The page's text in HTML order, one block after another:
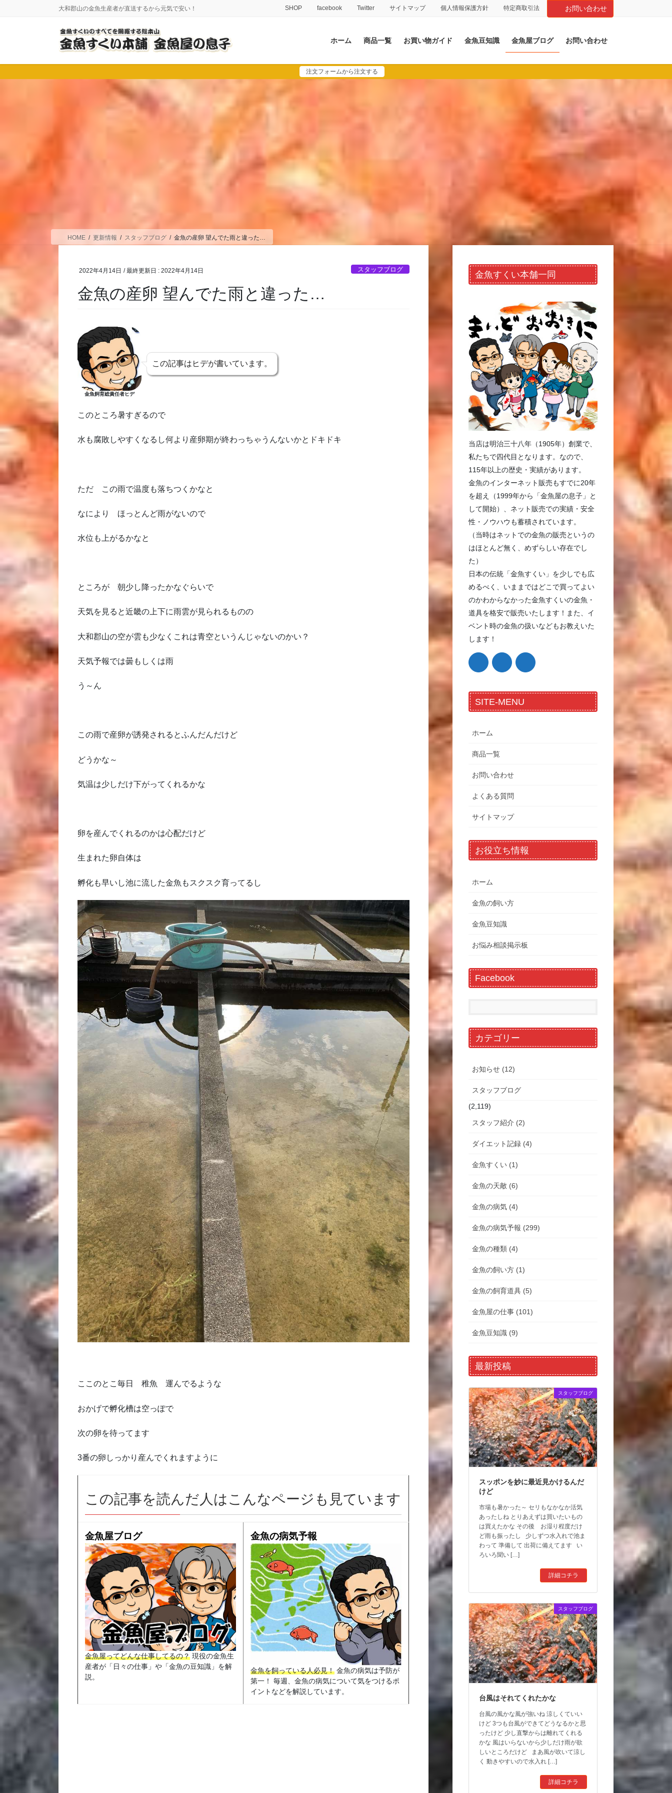
に
移
ョ
ン
大和郡山の金魚生産者が直送するから元気で安い！ SHOP facebook Twitter サイトマップ 個人情報保護方針 特定商取引法 お問い合わせ
ホーム 商品一覧 お買い物ガイド 金魚豆知識 金魚屋ブログ お問い合わせ
注文フォームから注文する
HOME 更新情報 スタッフブログ 金魚の産卵 望んでた雨と違った…
2022年4月14日 / 最終更新日 :2022年4月14日 スタッフブログ
金魚の産卵 望んでた雨と違った…
金魚飼育総責任者ヒデ
この記事はヒデが書いています。
このところ暑すぎるので
水も腐敗しやすくなるし何より産卵期が終わっちゃうんないかとドキドキ
ただ この雨で温度も落ちつくかなと
なにより ほっとんど雨がないので
水位も上がるかなと
ところが 朝少し降ったかなぐらいで
天気を見ると近畿の上下に雨雲が見られるものの
大和郡山の空が雲も少なくこれは青空というんじゃないのかい？
天気予報では曇もしくは雨
う～ん
この雨で産卵が誘発されるとふんだんだけど
どうかな～
気温は少しだけ下がってくれるかな
卵を産んでくれるのかは心配だけど
生まれた卵自体は
孵化も早いし池に流した金魚もスクスク育ってるし
ここのとこ毎日 稚魚 運んでるような
おかげで孵化槽は空っぽで
次の卵を待ってます
3番の卵しっかり産んでくれますように
この記事を読んだ人はこんなページも見ています
金魚屋ブログ
金魚屋ってどんな仕事してるの？ 現役の金魚生
産者が「日々の仕事」や「金魚の豆知識」を解
説。
金魚の病気予報
金魚を飼っている人必見！ 金魚の病気は予防が
第一！ 毎週、金魚の病気について気をつけるポ
イントなどを解説しています。
金魚すくい本舗一同
当店は明治三十八年（1905年）創業で、
私たちで四代目となります。なので、
115年以上の歴史・実績があります。
金魚のインターネット販売もすでに20年
を超え（1999年から「金魚屋の息子」と
して開始）、ネット販売での実績・安全
性・ノウハウも蓄積されています。
（当時はネットでの金魚の販売というの
はほとんど無く、めずらしい存在でし
た）
日本の伝統「金魚すくい」を少しでも広
めるべく、いままではどこで買ってよい
のかわからなかった金魚すくいの金魚・
道具を格安で販売いたします！また、イ
ベント時の金魚の扱いなどもお教えいた
します！
SITE-MENU
ホーム
商品一覧
お問い合わせ
よくある質問
サイトマップ
お役立ち情報
ホーム
金魚の飼い方
金魚豆知識
お悩み相談掲示板
Facebook
カテゴリー
お知らせ (12)
スタッフブログ
(2,119)
スタッフ紹介 (2)
ダイエット記録 (4)
金魚すくい (1)
金魚の天敵 (6)
金魚の病気 (4)
金魚の病気予報 (299)
金魚の種類 (4)
金魚の飼い方 (1)
金魚の飼育道具 (5)
金魚屋の仕事 (101)
金魚豆知識 (9)
最新投稿
スタッフブログ
スッポンを妙に最近見かけるんだ
けど
市場も暑かった～ セリもなかなか活気
あったしね とりあえずは買いたいもの
は買えたかな その後 お湿り程度だけ
ど雨も振ったし 少しずつ水入れで池ま
わって 準備して 出荷に備えてます い
ろいろ聞い […]
詳細コチラ
スタッフブログ
台風はそれてくれたかな
台風の風かな風が強いね 涼しくていい
けど 3つも台風ができてどうなるかと思
ったけど 少し直撃からは離れてくれる
かな 風はいらないから少しだけ雨が欲
しいところだけど まあ風が吹いて涼し
く 動きやすいので水入れ […]
詳細コチラ